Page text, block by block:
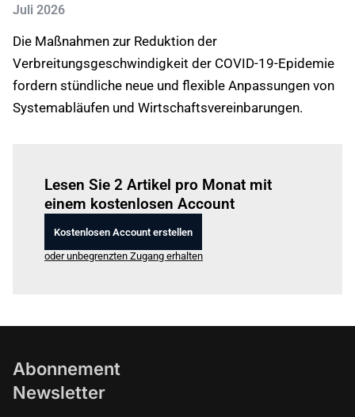
Juli 2026
Die Maßnahmen zur Reduktion der
Verbreitungsgeschwindigkeit der COVID-19-Epidemie
fordern stündliche neue und flexible Anpassungen von
Systemabläufen und Wirtschaftsvereinbarungen.
Lesen Sie 2 Artikel pro Monat mit
einem kostenlosen Account
Kostenlosen Account erstellen
oder unbegrenzten Zugang erhalten
Abonnement
Newsletter